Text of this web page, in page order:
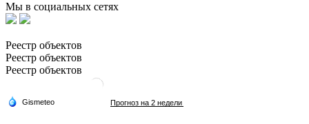
Мы в социальных сетях
Реестр объектов
Реестр объектов
Реестр объектов